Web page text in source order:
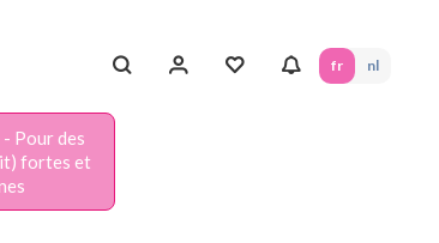
fr nl
Pour des
fortes et